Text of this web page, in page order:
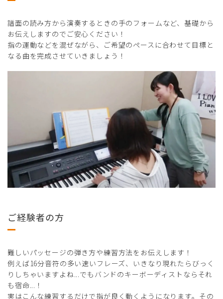
譜面の読み方から演奏するときの手のフォームなど、基礎から
お伝えしますのでご安心ください！
指の運動などを混ぜながら、ご希望のペースに合わせて目標と
なる曲を完成させていきましょう！
ご経験者の方
難しいパッセージの弾き方や練習方法をお伝えします！
例えば16分音符の多い速いフレーズ、いきなり現れたらびっく
りしちゃいますよね...でもバンドのキーボーディストならそれ
も宿命...！
実はこんな練習するだけで指が良く動くようになります。その